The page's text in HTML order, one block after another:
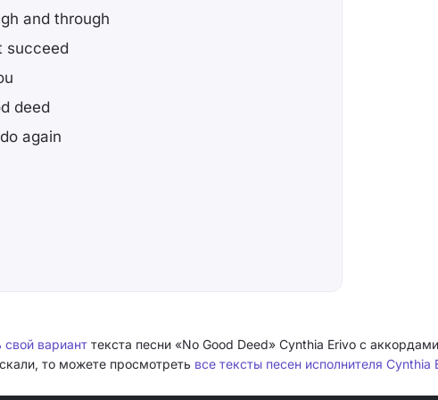
and through
succeed
deed
again
вариант текста песни «No Good Deed» Cynthia Erivo с
то можете просмотреть все тексты песен исполнителя Cynthia